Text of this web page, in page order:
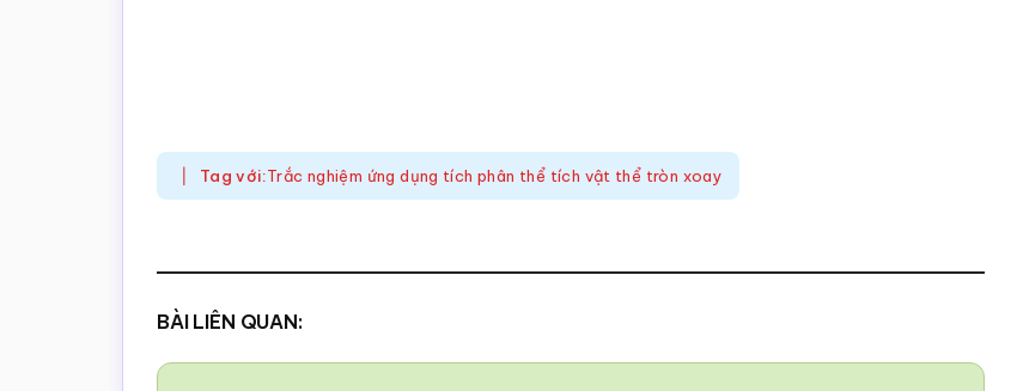
Tag với:Trắc nghiệm ứng dụng tích phân thể tích vật thể tròn xoay
BÀI LIÊN QUAN: